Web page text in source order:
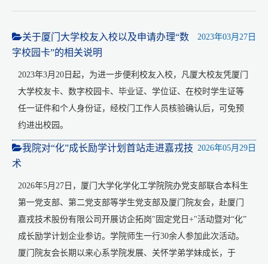
2023年03月27日
关于厦门大学校友入校以及申请办理“数
字校园卡”的相关说明
2023年3月20日起，为进一步便利校友入校，凡厦大校友凭厦门
大学校友卡、数字校园卡、毕业证、学位证、在校时学生证等
任一证件和个人身份证，经校门工作人员核验确认后，可免预
约进出校园。
2026年05月29日
我院对“化”成长励学计划首站走进嘉戎技
术
2026年5月27日，厦门大学化学化工学院院办党支部联合本科生
第一党支部、第二党支部等学生党支部及厦门院友会，赴厦门
嘉戎技术股份有限公司开展访企拓岗"固定党日+"活动暨对“化”
成长励学计划企业参访。学院师生一行30余人参加此次活动。
厦门院友会长期以来心系学院发展、关怀学弟学妹成长，于